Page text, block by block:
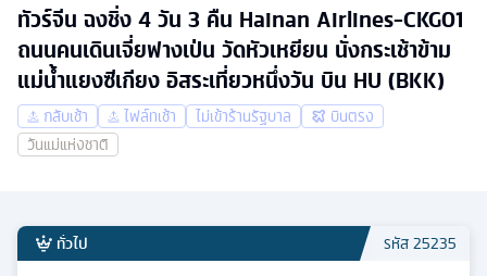
ทัวร์จีน ฉงชิ่ง 4 วัน 3 คืน Hainan Airlines-CKG01
ถนนคนเดินเจี่ยฟางเป่น วัดหัวเหยียน นั่งกระเช้าข้าม
แม่น้ำแยงซีเกียง อิสระเที่ยวหนึ่งวัน บิน HU (BKK)
กลับเช้า ไฟล์ทเช้า ไม่เข้าร้านรัฐบาล
บินตรง
วันแม่แห่งชาติ
ทั่วไป รหัส25235